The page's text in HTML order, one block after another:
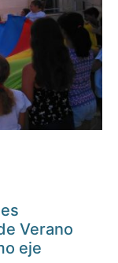
Verano
eje